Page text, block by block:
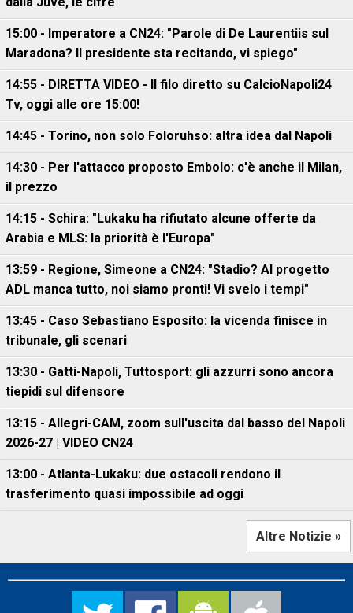
15:00 - Imperatore a CN24: "Parole di De Laurentiis sul
Maradona? Il presidente sta recitando, vi spiego"
14:55 - DIRETTA VIDEO - Il filo diretto su CalcioNapoli24
Tv, oggi alle ore 15:00!
14:45 - Torino, non solo Foloruhso: altra idea dal Napoli
14:30 - Per l'attacco proposto Embolo: c'è anche il Milan,
il prezzo
14:15 - Schira: "Lukaku ha rifiutato alcune offerte da
Arabia e MLS: la priorità è l'Europa"
13:59 - Regione, Simeone a CN24: "Stadio? Al progetto
ADL manca tutto, noi siamo pronti! Vi svelo i tempi"
13:45 - Caso Sebastiano Esposito: la vicenda finisce in
tribunale, gli scenari
13:30 - Gatti-Napoli, Tuttosport: gli azzurri sono ancora
tiepidi sul difensore
13:15 - Allegri-CAM, zoom sull'uscita dal basso del Napoli
2026-27 | VIDEO CN24
13:00 - Atlanta-Lukaku: due ostacoli rendono il
trasferimento quasi impossibile ad oggi
Altre Notizie »